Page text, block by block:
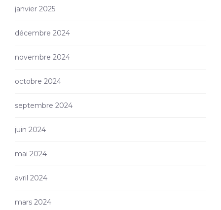
janvier 2025
décembre 2024
novembre 2024
octobre 2024
septembre 2024
juin 2024
mai 2024
avril 2024
mars 2024